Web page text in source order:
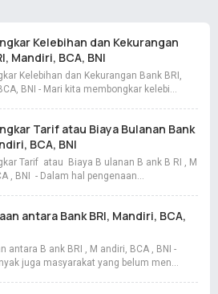
Kelebihan dan Kekurangan
Mandiri, BCA, BNI
Kelebihan dan Kekurangan Bank BRI,
BNI - Mari kita membongkar kelebi…
Tarif atau Biaya Bulanan Bank
BCA, BNI
Tarif atau Biaya B ulanan B ank B RI , M
, BNI - Dalam hal pengenaan…
antara Bank BRI, Mandiri, BCA,
antara B ank BRI , M andiri, BCA , BNI -
juga masyarakat yang belum men…